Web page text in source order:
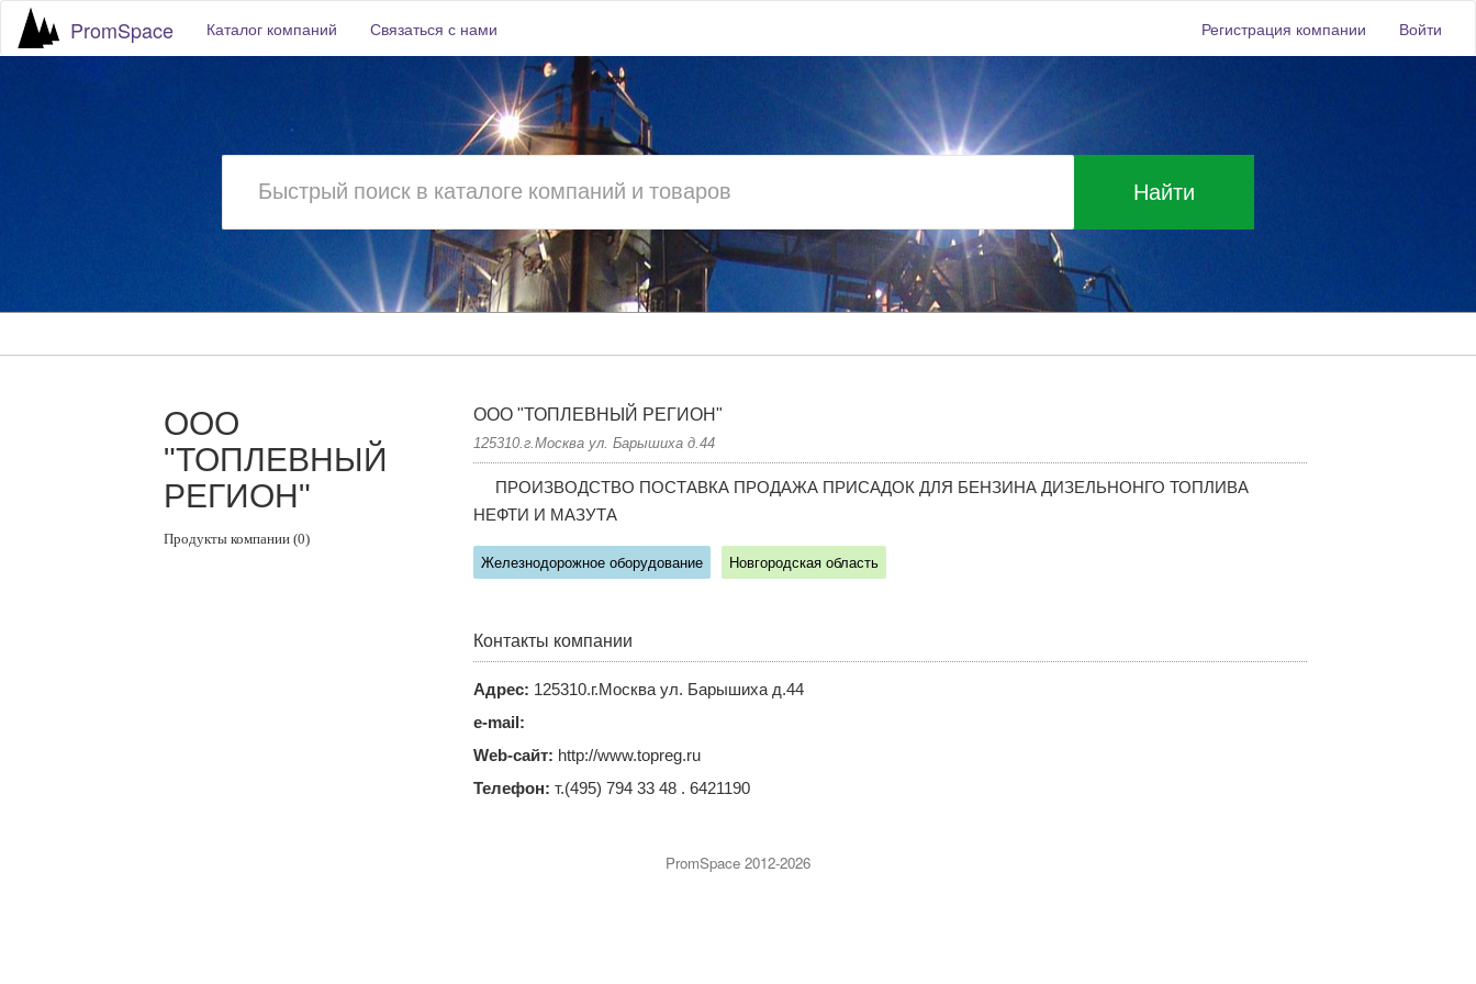
PromSpace Каталог компаний Связаться с нами Регистрация компании Войти
Найти
ООО
"ТОПЛЕВНЫЙ
РЕГИОН"
Продукты компании (0)
ООО "ТОПЛЕВНЫЙ РЕГИОН"
125310.г.Москва ул. Барышиха д.44
ПРОИЗВОДСТВО ПОСТАВКА ПРОДАЖА ПРИСАДОК ДЛЯ БЕНЗИНА ДИЗЕЛЬНОНГО ТОПЛИВА
НЕФТИ И МАЗУТА
Железнодорожное оборудование Новгородская область
Контакты компании
Адрес: 125310.г.Москва ул. Барышиха д.44
e-mail:
Web-сайт: http://www.topreg.ru
Телефон: т.(495) 794 33 48 . 6421190
PromSpace 2012-2026